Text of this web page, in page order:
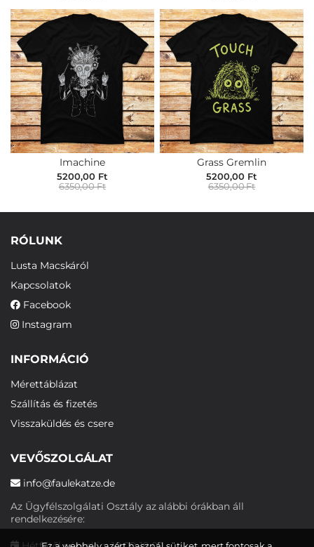
Imachine
5200,00 Ft
6350,00 Ft
Grass Gremlin
5200,00 Ft
6350,00 Ft
RÓLUNK
Lusta Macskáról
Kapcsolatok
Facebook
Instagram
INFORMÁCIÓ
Mérettáblázat
Szállítás és fizetés
Visszaküldés és csere
VEVŐSZOLGÁLAT
info@faulekatze.de
Az Ügyfélszolgálati Osztály az alábbi órákban áll
rendelkezésére: